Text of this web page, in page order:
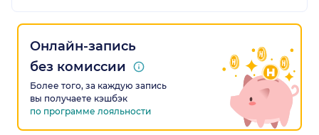
Онлайн-запись
без комиссии
Более того, за каждую запись
вы получаете кэшбэк
по программе лояльности